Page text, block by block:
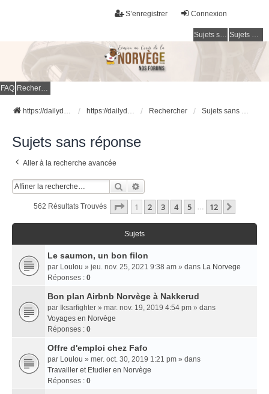
Connexion
S’enregistrer
Sujets sans réponse Sujets actifs
FAQ Rechercher
https://dailydigesthub.com https://dailydigesthub.com Rechercher Sujets sans réponse
Sujets sans réponse
Aller à la recherche avancée
Rechercher
562 Résultats Trouvés Page 1Sur
1 2 3 4 5 … 12
Sujets
Le saumon, un bon filon
par Loulou » jeu. nov. 25, 2021 9:38 am » dans La Norvege
Réponses : 0
Bon plan Airbnb Norvège à Nakkerud
par Iksarfighter » mar. nov. 19, 2019 4:54 pm » dans
Voyages en Norvège
Réponses : 0
Offre d'emploi chez Fafo
par Loulou » mer. oct. 30, 2019 1:21 pm » dans
Travailler et Etudier en Norvège
Réponses : 0